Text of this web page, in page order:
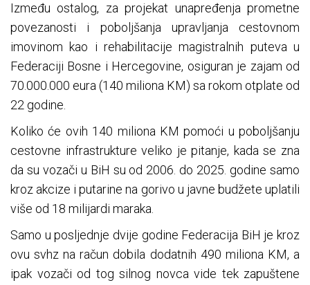
Između ostalog, za projekat unapređenja prometne
povezanosti i poboljšanja upravljanja cestovnom
imovinom kao i rehabilitacije magistralnih puteva u
Federaciji Bosne i Hercegovine, osiguran je zajam od
70.000.000 eura (140 miliona KM) sa rokom otplate od
22 godine.
Koliko će ovih 140 miliona KM pomoći u poboljšanju
cestovne infrastrukture veliko je pitanje, kada se zna
da su vozači u BiH su od 2006. do 2025. godine samo
kroz akcize i putarine na gorivo u javne budžete uplatili
više od 18 milijardi maraka.
Samo u posljednje dvije godine Federacija BiH je kroz
ovu svhz na račun dobila dodatnih 490 miliona KM, a
ipak vozači od tog silnog novca vide tek zapuštene